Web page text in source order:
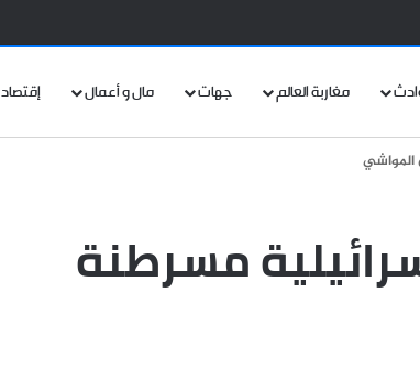
مغاربة العالم جهات مال و أعمال إقتصاد
مسرطنة